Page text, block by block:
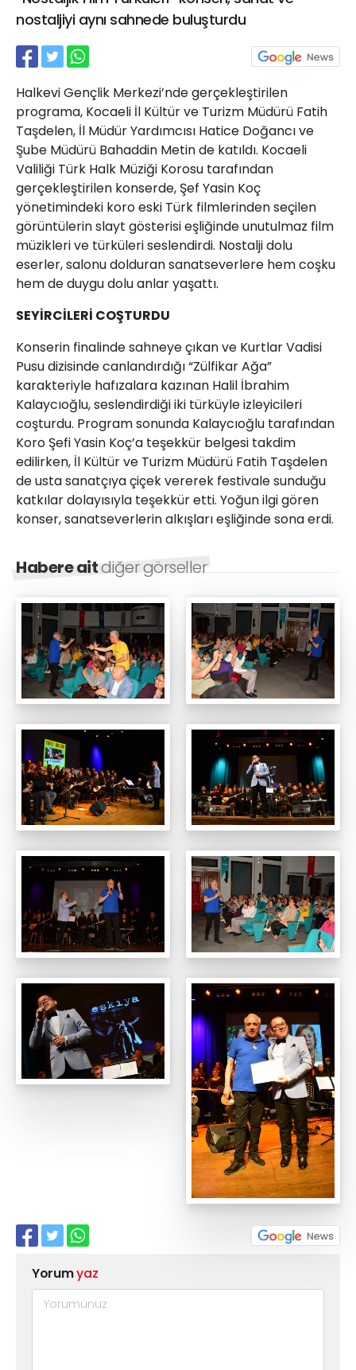
nostaljiyi aynı sahnede buluşturdu
Halkevi Gençlik Merkezi’nde gerçekleştirilen
programa, Kocaeli İl Kültür ve Turizm Müdürü Fatih
Taşdelen, İl Müdür Yardımcısı Hatice Doğancı ve
Şube Müdürü Bahaddin Metin de katıldı. Kocaeli
Valiliği Türk Halk Müziği Korosu tarafından
gerçekleştirilen konserde, Şef Yasin Koç
yönetimindeki koro eski Türk filmlerinden seçilen
görüntülerin slayt gösterisi eşliğinde unutulmaz film
müzikleri ve türküleri seslendirdi. Nostalji dolu
eserler, salonu dolduran sanatseverlere hem coşku
hem de duygu dolu anlar yaşattı.
SEYİRCİLERİ COŞTURDU
Konserin finalinde sahneye çıkan ve Kurtlar Vadisi
Pusu dizisinde canlandırdığı “Zülfikar Ağa”
karakteriyle hafızalara kazınan Halil İbrahim
Kalaycıoğlu, seslendirdiği iki türküyle izleyicileri
coşturdu. Program sonunda Kalaycıoğlu tarafından
Koro Şefi Yasin Koç’a teşekkür belgesi takdim
edilirken, İl Kültür ve Turizm Müdürü Fatih Taşdelen
de usta sanatçıya çiçek vererek festivale sunduğu
katkılar dolayısıyla teşekkür etti. Yoğun ilgi gören
konser, sanatseverlerin alkışları eşliğinde sona erdi.
Habere aitdiğer görseller
Yorumyaz
haber@golcukpostasi.com